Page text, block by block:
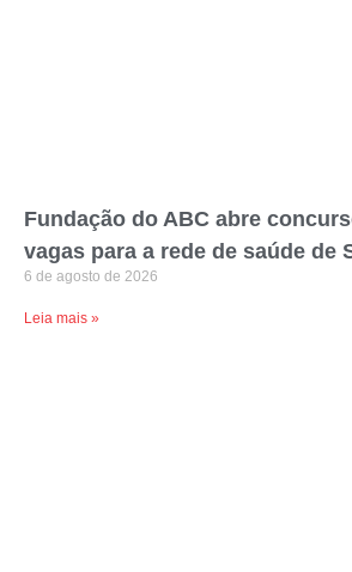
Fundação do ABC abre
vagas para a rede de saúde de
6 de agosto de 2026
Leia mais »